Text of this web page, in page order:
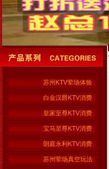
苏州KTV荤场体验
白金汉爵KTV消费
皇家至尊KTV消费
宝马至尊KTV消费
朗庭永利KTV消费
苏州荤场真空玩法